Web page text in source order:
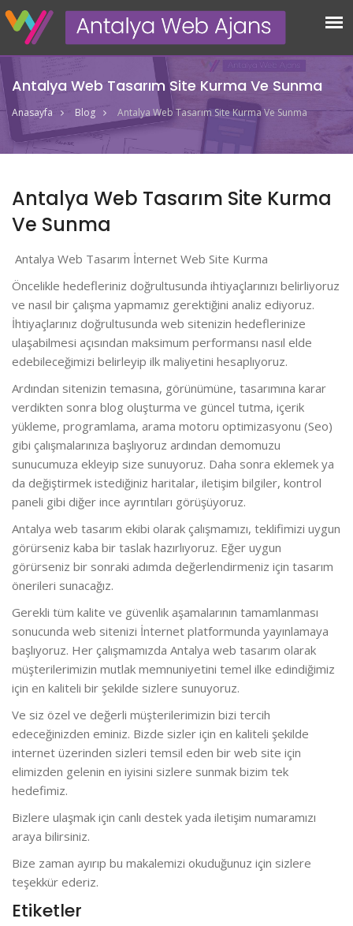
Antalya Web Tasarım Site Kurma Ve Sunma
Anasayfa Blog Antalya Web Tasarım Site Kurma Ve Sunma
Antalya Web Tasarım Site Kurma
Ve Sunma
Antalya Web Tasarım İnternet Web Site Kurma
Öncelikle hedefleriniz doğrultusunda ihtiyaçlarınızı belirliyoruz
ve nasıl bir çalışma yapmamız gerektiğini analiz ediyoruz.
İhtiyaçlarınız doğrultusunda web sitenizin hedeflerinize
ulaşabilmesi açısından maksimum performansı nasıl elde
edebileceğimizi belirleyip ilk maliyetini hesaplıyoruz.
Ardından sitenizin temasına, görünümüne, tasarımına karar
verdikten sonra blog oluşturma ve güncel tutma, içerik
yükleme, programlama, arama motoru optimizasyonu (Seo)
gibi çalışmalarınıza başlıyoruz ardından demomuzu
sunucumuza ekleyip size sunuyoruz. Daha sonra eklemek ya
da değiştirmek istediğiniz haritalar, iletişim bilgiler, kontrol
paneli gibi diğer ince ayrıntıları görüşüyoruz.
Antalya web tasarım ekibi olarak çalışmamızı, teklifimizi uygun
görürseniz kaba bir taslak hazırlıyoruz. Eğer uygun
görürseniz bir sonraki adımda değerlendirmeniz için tasarım
önerileri sunacağız.
Gerekli tüm kalite ve güvenlik aşamalarının tamamlanması
sonucunda web sitenizi İnternet platformunda yayınlamaya
başlıyoruz. Her çalışmamızda Antalya web tasarım olarak
müşterilerimizin mutlak memnuniyetini temel ilke edindiğimiz
için en kaliteli bir şekilde sizlere sunuyoruz.
Ve siz özel ve değerli müşterilerimizin bizi tercih
edeceğinizden eminiz. Bizde sizler için en kaliteli şekilde
internet üzerinden sizleri temsil eden bir web site için
elimizden gelenin en iyisini sizlere sunmak bizim tek
hedefimiz.
Bizlere ulaşmak için canlı destek yada iletişim numaramızı
araya bilirsiniz.
Bize zaman ayırıp bu makalemizi okuduğunuz için sizlere
teşekkür ederiz.
Etiketler